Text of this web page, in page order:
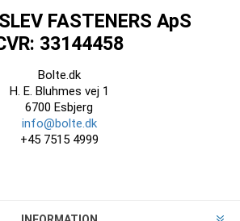
FASTENERS ApS
33144458
Bolte.dk
H. E. Bluhmes vej 1
6700 Esbjerg
info@bolte.dk
+45 7515 4999